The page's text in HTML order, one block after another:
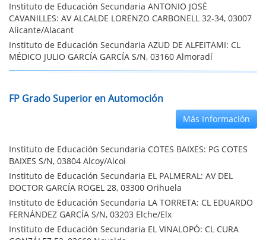
Instituto de Educación Secundaria ANTONIO JOSÉ
CAVANILLES: AV ALCALDE LORENZO CARBONELL 32-34, 03007
Alicante/Alacant
Instituto de Educación Secundaria AZUD DE ALFEITAMI: CL
MÉDICO JULIO GARCÍA GARCÍA S/N, 03160 Almoradí
FP Grado Superior en Automoción
Más Información
Instituto de Educación Secundaria COTES BAIXES: PG COTES
BAIXES S/N, 03804 Alcoy/Alcoi
Instituto de Educación Secundaria EL PALMERAL: AV DEL
DOCTOR GARCÍA ROGEL 28, 03300 Orihuela
Instituto de Educación Secundaria LA TORRETA: CL EDUARDO
FERNÁNDEZ GARCÍA S/N, 03203 Elche/Elx
Instituto de Educación Secundaria EL VINALOPÓ: CL CURA